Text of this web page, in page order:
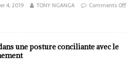
4, 2019 TONY NGANGA Comments Off
une posture conciliante avec le